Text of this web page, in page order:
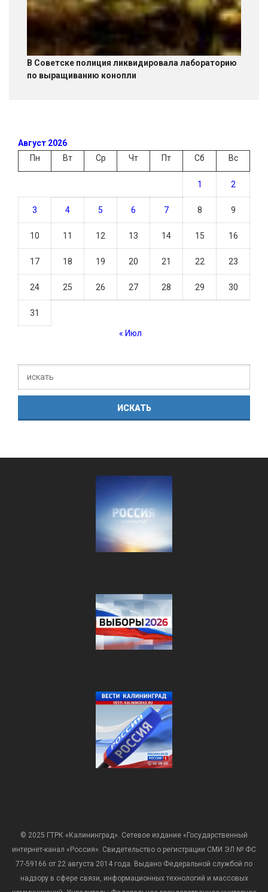
В Советске полиция ликвидировала лабораторию
по выращиванию конопли
Август 2026
Пн
Вт Ср Чт Пт Сб Вс
1 2
3 4 5 6 7 8 9
10 11 12 13 14 15 16
17 18 19 20 21 22 23
24 25 26 27 28 29 30
31
« Июл
© 2025 ГТРК «Калининград». Сетевое издание «Государственный
интернет-канал «Россия». Свидетельство о регистрации СМИ ЭЛ № ФС
77-59166 от 22 августа 2014 года. Выдано Федеральной службой по
надзору в сфере связи, информационных технологий и массовых